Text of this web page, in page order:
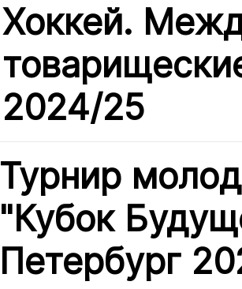
Хоккей.
2024/25
Турнир
"Кубок
Петербург